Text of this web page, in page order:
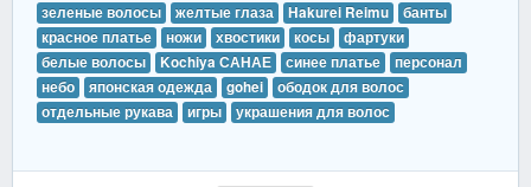
зеленые волосы
желтые глаза Hakurei Reimu
банты
красное платье
ножи хвостики косы
фартуки
белые волосы
Kochiya САНАЕ синее платье
персонал
небо
японская одежда gohei
ободок для волос
отдельные рукава
игры украшения для волос